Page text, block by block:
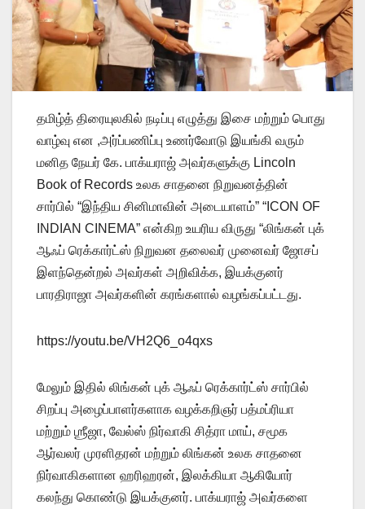
தமிழ்த் திரையுலகில் நடிப்பு எழுத்து இசை மற்றும் பொது
வாழ்வு என ,அர்ப்பணிப்பு உணர்வோடு இயங்கி வரும்
மனித நேயர் கே. பாக்யராஜ் அவர்களுக்கு Lincoln
Book of Records உலக சாதனை நிறுவனத்தின்
சார்பில் “இந்திய சினிமாவின் அடையாளம்” “ICON OF
INDIAN CINEMA” என்கிற உயரிய விருது “லிங்கன் புக்
ஆஃப் ரெக்கார்ட்ஸ் நிறுவன தலைவர் முனைவர் ஜோசப்
இளந்தென்றல் அவர்கள் அறிவிக்க, இயக்குனர்
பாரதிராஜா அவர்களின் கரங்களால் வழங்கப்பட்டது.
https://youtu.be/VH2Q6_o4qxs
மேலும் இதில் லிங்கன் புக் ஆஃப் ரெக்கார்ட்ஸ் சார்பில்
சிறப்பு அழைப்பாளர்களாக வழக்கறிஞர் பத்மப்ரியா
மற்றும் ஶ்ரீஜா, வேல்ஸ் நிர்வாகி சித்ரா மாய், சமூக
ஆர்வலர் முரளிதரன் மற்றும் லிங்கன் உலக சாதனை
நிர்வாகிகளான ஹரிஹரன், இலக்கியா ஆகியோர்
கலந்து கொண்டு இயக்குனர். பாக்யராஜ் அவர்களை